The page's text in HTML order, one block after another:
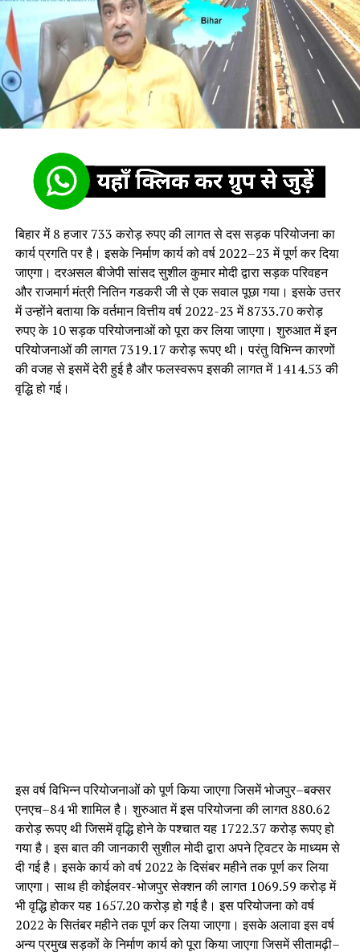
बिहार में 8 हजार 733 करोड़ रुपए की लागत से दस सड़क परियोजना का
कार्य प्रगति पर है। इसके निर्माण कार्य को वर्ष 2022–23 में पूर्ण कर दिया
जाएगा। दरअसल बीजेपी सांसद सुशील कुमार मोदी द्वारा सड़क परिवहन
और राजमार्ग मंत्री नितिन गडकरी जी से एक सवाल पूछा गया। इसके उत्तर
में उन्होंने बताया कि वर्तमान वित्तीय वर्ष 2022-23 में 8733.70 करोड़
रुपए के 10 सड़क परियोजनाओं को पूरा कर लिया जाएगा। शुरुआत में इन
परियोजनाओं की लागत 7319.17 करोड़ रूपए थी। परंतु विभिन्न कारणों
की वजह से इसमें देरी हुई है और फलस्वरूप इसकी लागत में 1414.53 की
वृद्धि हो गई।
इस वर्ष विभिन्न परियोजनाओं को पूर्ण किया जाएगा जिसमें भोजपुर–बक्सर
एनएच–84 भी शामिल है। शुरुआत में इस परियोजना की लागत 880.62
करोड़ रूपए थी जिसमें वृद्धि होने के पश्चात यह 1722.37 करोड़ रूपए हो
गया है। इस बात की जानकारी सुशील मोदी द्वारा अपने ट्विटर के माध्यम से
दी गई है। इसके कार्य को वर्ष 2022 के दिसंबर महीने तक पूर्ण कर लिया
जाएगा। साथ ही कोईलवर-भोजपुर सेक्शन की लागत 1069.59 करोड़ में
भी वृद्धि होकर यह 1657.20 करोड़ हो गई है। इस परियोजना को वर्ष
2022 के सितंबर महीने तक पूर्ण कर लिया जाएगा। इसके अलावा इस वर्ष
अन्य प्रमुख सड़कों के निर्माण कार्य को पूरा किया जाएगा जिसमें सीतामढ़ी–